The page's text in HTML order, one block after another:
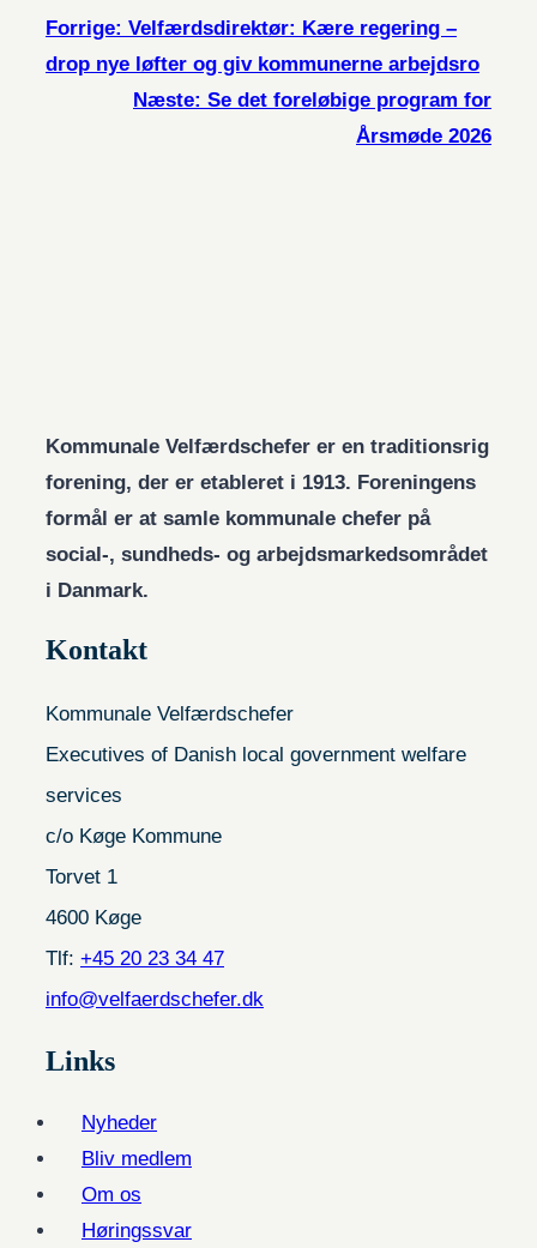
Forrige: Velfærdsdirektør: Kære regering –
drop nye løfter og giv kommunerne arbejdsro
Næste: Se det foreløbige program for
Årsmøde 2026
Kommunale Velfærdschefer er en traditionsrig
forening, der er etableret i 1913. Foreningens
formål er at samle kommunale chefer på
social-, sundheds- og arbejdsmarkedsområdet
i Danmark.
Kontakt
Kommunale Velfærdschefer
Executives of Danish local government welfare
services
c/o Køge Kommune
Torvet 1
4600 Køge
Tlf: +45 20 23 34 47
info@velfaerdschefer.dk
Links
Nyheder
Bliv medlem
Om os
Høringssvar